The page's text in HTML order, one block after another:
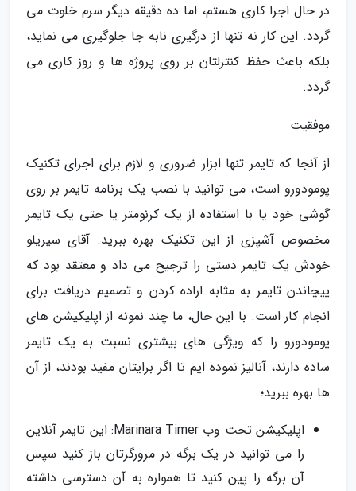
در حال اجرا کاری هستم، اما ده دقیقه دیگر سرم خلوت می
گردد. این کار نه تنها از درگیری نابه جا جلوگیری می نماید،
بلکه باعث حفظ کنترلتان بر روی پروژه ها و روز کاری می
گردد.
موفقیت
از آنجا که تایمر تنها ابزار ضروری و لازم برای اجرای تکنیک
پومودورو است، می توانید با نصب یک برنامه تایمر بر روی
گوشی خود یا با استفاده از یک کرنومتر یا حتی یک تایمر
مخصوص آشپزی از این تکنیک بهره ببرید. آقای سیریلو
خودش یک تایمر دستی را ترجیح می داد و معتقد بود که
پیچاندن تایمر به مثابه اراده کردن و تصمیم دریافت برای
انجام کار است. با این حال، ما چند نمونه از اپلیکیشن های
پومودورو را که ویژگی های بیشتری نسبت به یک تایمر
ساده دارند، آنالیز نموده ایم تا اگر برایتان مفید بودند، از آن
ها بهره ببرید؛
اپلیکیشن تحت وب Marinara Timer: این تایمر آنلاین
را می توانید در یک برگه در مرورگرتان باز کنید سپس
آن برگه را پین کنید تا همواره به آن دسترسی داشته